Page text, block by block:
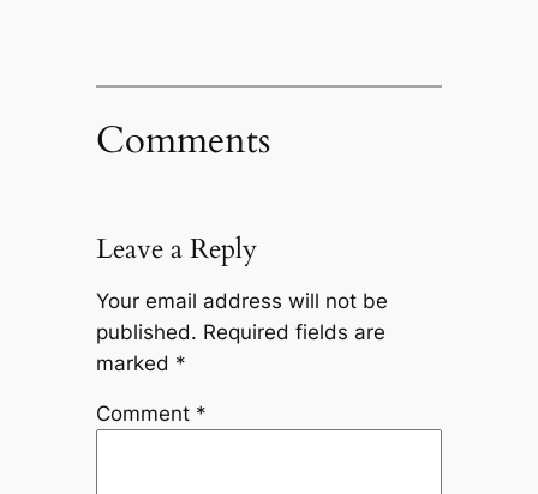
Comments
Leave a Reply
Your email address will not be
published. Required fields are
marked *
Comment *